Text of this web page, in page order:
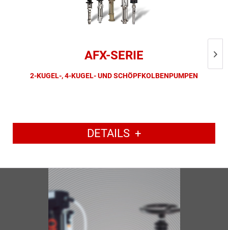
AFX-SERIE
2-KUGEL-, 4-KUGEL- UND SCHÖPFKOLBENPUMPEN
DETAILS +